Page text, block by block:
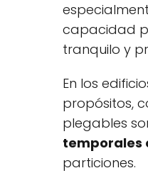
capacidad
tranquilo y
En los
propósitos,
plegables
temporales
particiones.